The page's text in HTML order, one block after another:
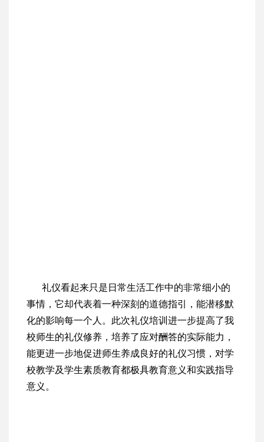
礼仪看起来只是日常生活工作中的非常细小的
事情，它却代表着一种深刻的道德指引，能潜移默
化的影响每一个人。此次礼仪培训进一步提高了我
校师生的礼仪修养，培养了应对酬答的实际能力，
能更进一步地促进师生养成良好的礼仪习惯，对学
校教学及学生素质教育都极具教育意义和实践指导
意义。